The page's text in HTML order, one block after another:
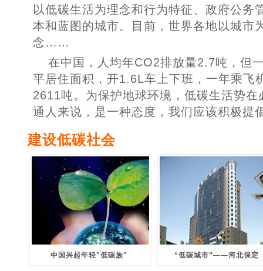
以低碳生活为理念和行为特征、政府公务
本和蓝图的城市。目前，世界各地以城市
念……
在中国，人均年CO2排放量2.7吨，但
平居住面积，开1.6L车上下班，一年乘飞
2611吨。为保护地球环境，低碳生活势
通人来说，是一种态度，我们应该积极提
建设低碳社会
中国兴起年轻"低碳族" “低碳城市”——河北保定